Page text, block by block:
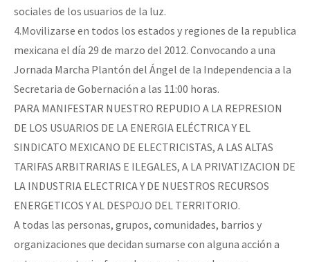
sociales de los usuarios de la luz.
4.Movilizarse en todos los estados y regiones de la republica
mexicana el día 29 de marzo del 2012. Convocando a una
Jornada Marcha Plantón del Ángel de la Independencia a la
Secretaria de Gobernación a las 11:00 horas.
PARA MANIFESTAR NUESTRO REPUDIO A LA REPRESION
DE LOS USUARIOS DE LA ENERGIA ELÉCTRICA Y EL
SINDICATO MEXICANO DE ELECTRICISTAS, A LAS ALTAS
TARIFAS ARBITRARIAS E ILEGALES, A LA PRIVATIZACION DE
LA INDUSTRIA ELECTRICA Y DE NUESTROS RECURSOS
ENERGETICOS Y AL DESPOJO DEL TERRITORIO.
A todas las personas, grupos, comunidades, barrios y
organizaciones que decidan sumarse con alguna acción a